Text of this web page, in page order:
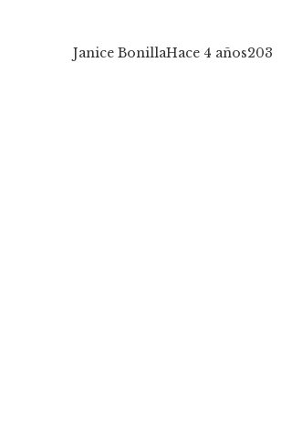
Janice BonillaHace 4 años203